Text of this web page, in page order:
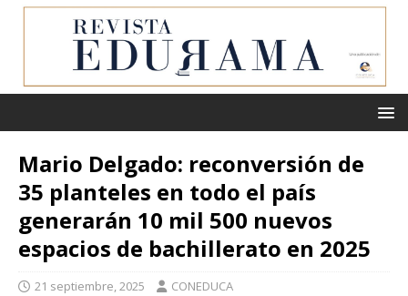
Mario Delgado: reconversión de
35 planteles en todo el país
generarán 10 mil 500 nuevos
espacios de bachillerato en 2025
21 septiembre, 2025 CONEDUCA